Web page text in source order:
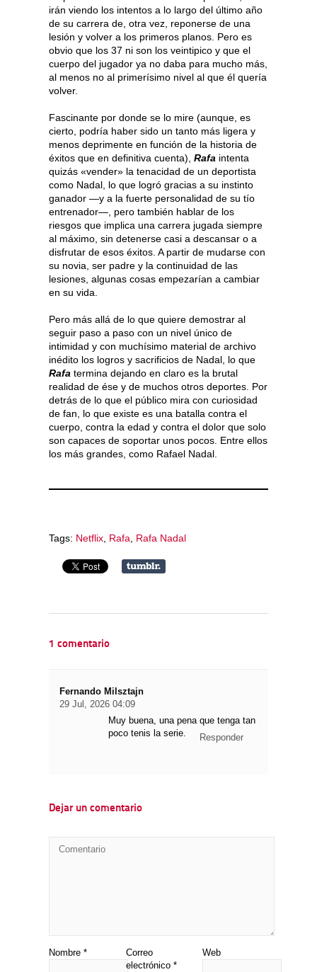
irán viendo los intentos a lo largo del último año
de su carrera de, otra vez, reponerse de una
lesión y volver a los primeros planos. Pero es
obvio que los 37 ni son los veintipico y que el
cuerpo del jugador ya no daba para mucho más,
al menos no al primerísimo nivel al que él quería
volver.
Fascinante por donde se lo mire (aunque, es
cierto, podría haber sido un tanto más ligera y
menos deprimente en función de la historia de
éxitos que en definitiva cuenta), Rafa intenta
quizás «vender» la tenacidad de un deportista
como Nadal, lo que logró gracias a su instinto
ganador —y a la fuerte personalidad de su tío
entrenador—, pero también hablar de los
riesgos que implica una carrera jugada siempre
al máximo, sin detenerse casi a descansar o a
disfrutar de esos éxitos. A partir de mudarse con
su novia, ser padre y la continuidad de las
lesiones, algunas cosas empezarían a cambiar
en su vida.
Pero más allá de lo que quiere demostrar al
seguir paso a paso con un nivel único de
intimidad y con muchísimo material de archivo
inédito los logros y sacrificios de Nadal, lo que
Rafa termina dejando en claro es la brutal
realidad de ése y de muchos otros deportes. Por
detrás de lo que el público mira con curiosidad
de fan, lo que existe es una batalla contra el
cuerpo, contra la edad y contra el dolor que solo
son capaces de soportar unos pocos. Entre ellos
los más grandes, como Rafael Nadal.
Tags: Netflix Rafa Rafa Nadal
1 comentario
Fernando Milsztajn
29 Jul, 2026 04:09
Muy buena, una pena que tenga tan
poco tenis la serie.
Responder
Dejar un comentario
Nombre *
Correo
electrónico *
Web